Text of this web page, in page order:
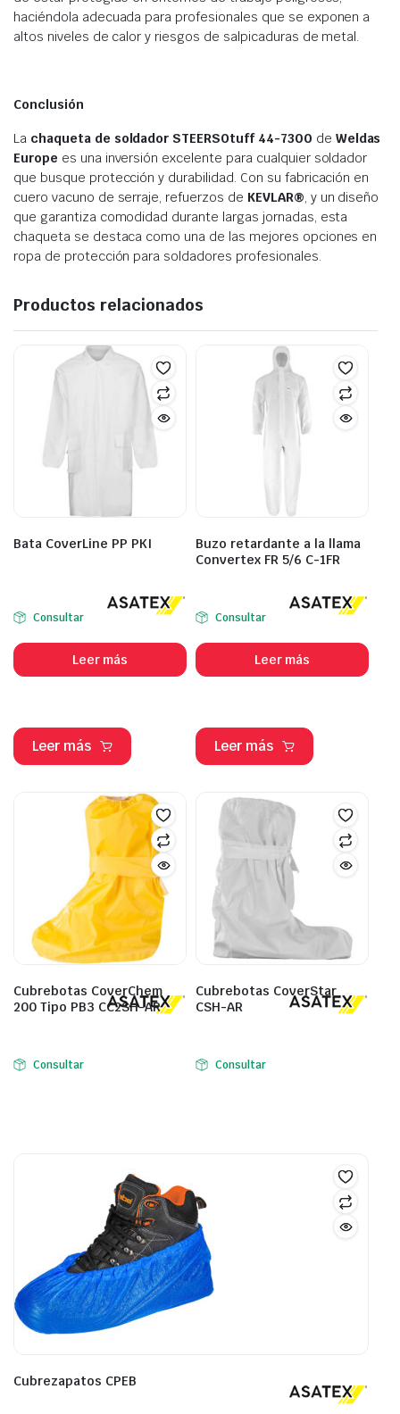
haciéndola adecuada para profesionales que se exponen a
altos niveles de calor y riesgos de salpicaduras de metal.
Conclusión
La chaqueta de soldador STEERSOtuff 44-7300 de Weldas
Europe es una inversión excelente para cualquier soldador
que busque protección y durabilidad. Con su fabricación en
cuero vacuno de serraje, refuerzos de KEVLAR®, y un diseño
que garantiza comodidad durante largas jornadas, esta
chaqueta se destaca como una de las mejores opciones en
ropa de protección para soldadores profesionales.
Productos relacionados
Bata CoverLine PP PKI
Consultar
Leer más
Leer más
Buzo retardante a la llama
Convertex FR 5/6 C-1FR
Consultar
Leer más
Leer más
Cubrebotas CoverChem
200 Tipo PB3 CC2SH-AR
Consultar
Cubrebotas CoverStar
CSH-AR
Consultar
Cubrezapatos CPEB